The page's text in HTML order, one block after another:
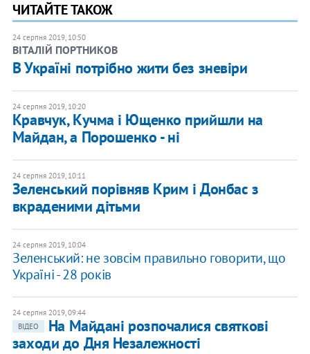
ЧИТАЙТЕ ТАКОЖ
24 серпня 2019, 10:50
ВІТАЛІЙ ПОРТНИКОВ
​В Україні потрібно жити без зневіри
24 серпня 2019, 10:20
Кравчук, Кучма і Ющенко прийшли на
Майдан, а Порошенко - ні
24 серпня 2019, 10:11
Зеленський порівняв Крим і Донбас з
вкраденими дітьми
24 серпня 2019, 10:04
​Зеленський: не зовсім правильно говорити, що
Україні - 28 років
24 серпня 2019, 09:44
ВІДЕО
​На Майдані розпочалися святкові
заходи до Дня Незалежності